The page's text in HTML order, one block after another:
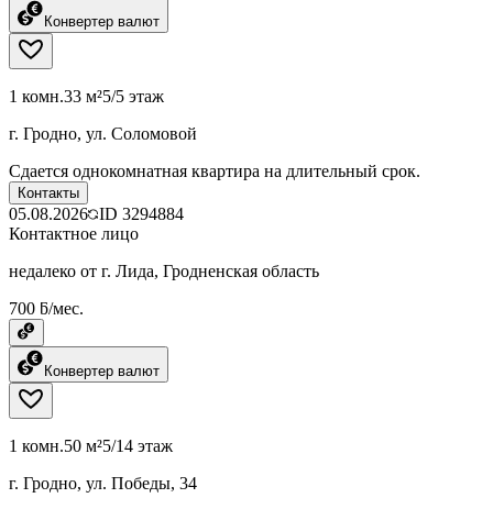
Конвертер валют
1 комн.33 м²5/5 этаж
г. Гродно, ул. Соломовой
Сдается однокомнатная квартира на длительный срок.
Контакты
05.08.2026 ID 3294884
Контактное лицо
недалеко от г. Лида, Гродненская область
700 ƃ/мес.
Конвертер валют
1 комн.50 м²5/14 этаж
г. Гродно, ул. Победы, 34